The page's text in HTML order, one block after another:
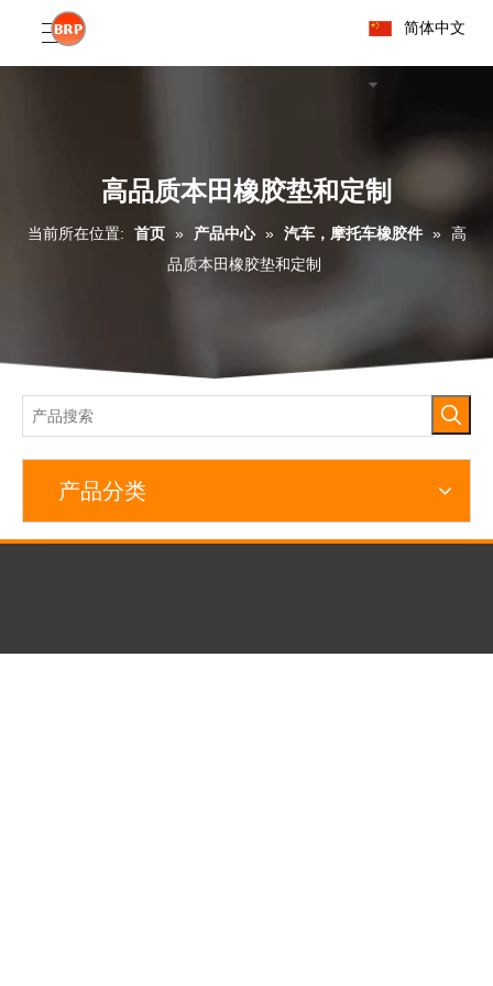
简体中文
高品质本田橡胶垫和定制
当前所在位置: 首页 » 产品中心 » 汽车，摩托车橡胶件 » 高
品质本田橡胶垫和定制
产品分类